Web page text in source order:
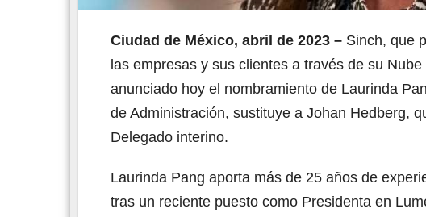
Ciudad de México, abril de 2023 – Sinch, que
las empresas y sus clientes a través de su
anunciado hoy el nombramiento de Laurinda
de Administración, sustituye a Johan Hedberg,
Delegado interino.
Laurinda Pang aporta más de 25 años de
tras un reciente puesto como Presidenta en